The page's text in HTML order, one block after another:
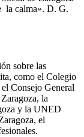
la calma». D. G.
sobre las
como el Colegio
Consejo General
la
y la UNED
el